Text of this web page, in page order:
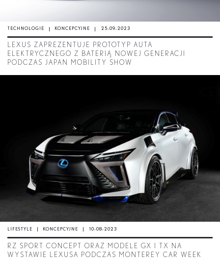
TECHNOLOGIE KONCEPCYJNE 25-09-2023
LEXUS ZAPREZENTUJE PROTOTYP AUTA
ELEKTRYCZNEGO Z BATERIĄ NOWEJ GENERACJI
PODCZAS JAPAN MOBILITY SHOW
LIFESTYLE KONCEPCYJNE 10-08-2023
RZ SPORT CONCEPT ORAZ MODELE GX I TX NA
WYSTAWIE LEXUSA PODCZAS MONTEREY CAR WEEK